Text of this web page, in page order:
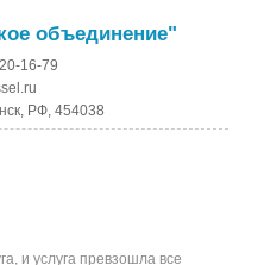
объединение"
16-79
РФ, 454038
и услуга превзошла все